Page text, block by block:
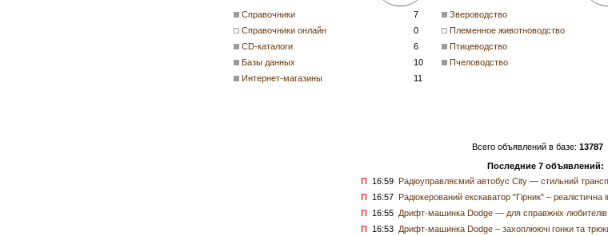
Справочники
7
Справочники онлайн
0
CD-каталоги
6
Базы данных
10
Интернет-магазины
11
Звероводство
Племенное животноводство
Птицеводство
Пчеловодство
Всего объявлений в базе: 13787
Последние 7 объявлений:
П 16:59 Радіоуправляємий автобус City — стильний
П 16:57 Радіокерований екскаватор "Гірник" – реалістична
П 16:55 Дрифт-машинка Dodge — для справжніх любителів
П 16:53 Дрифт-машинка Dodge – захоплюючі гонки та